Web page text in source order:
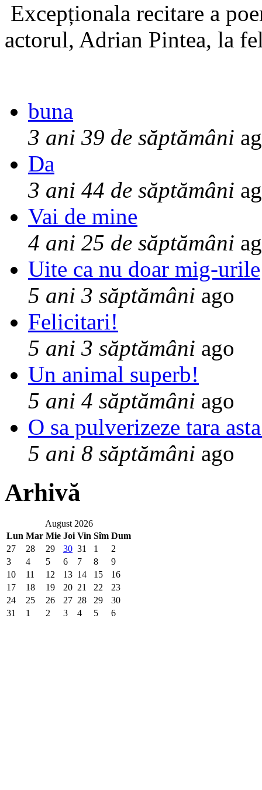
Excepționala recitare a
actorul, Adrian Pintea, la
buna
3 ani 39 de săptămâni
Da
3 ani 44 de săptămâni
Vai de mine
4 ani 25 de săptămâni
Uite ca nu doar mig-urile
5 ani 3 săptămâni ago
Felicitari!
5 ani 3 săptămâni ago
Un animal superb!
5 ani 4 săptămâni ago
O sa pulverizeze tara
5 ani 8 săptămâni ago
Arhivă
August 2026
Lun Mar Mie Joi Vin Sîm Dum
27
28 29 30 31 1
2
3
4 5 6 7 8
9
10
11 12 13 14 15
16
17
18 19 20 21 22
23
24
25 26 27 28 29
30
31
1 2 3 4 5 6